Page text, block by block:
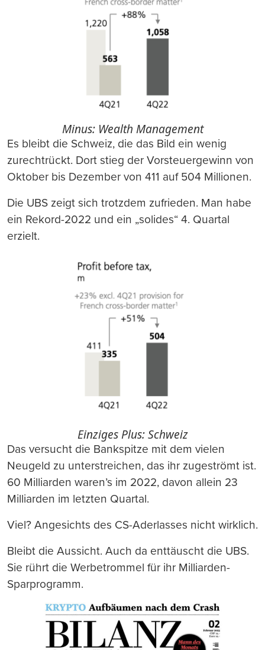
Minus: Wealth Management
Es bleibt die Schweiz, die das Bild ein wenig
zurechtrückt. Dort stieg der Vorsteuergewinn von
Oktober bis Dezember von 411 auf 504 Millionen.
Die UBS zeigt sich trotzdem zufrieden. Man habe
ein Rekord-2022 und ein „solides“ 4. Quartal
erzielt.
Einziges Plus: Schweiz
Das versucht die Bankspitze mit dem vielen
Neugeld zu unterstreichen, das ihr zugeströmt ist.
60 Milliarden waren’s im 2022, davon allein 23
Milliarden im letzten Quartal.
Viel? Angesichts des CS-Aderlasses nicht wirklich.
Bleibt die Aussicht. Auch da enttäuscht die UBS.
Sie rührt die Werbetrommel für ihr Milliarden-
Sparprogramm.